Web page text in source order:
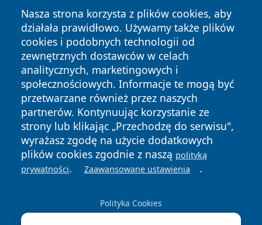
Nasza strona korzysta z plików cookies, aby
działała prawidłowo. Używamy także plików
cookies i podobnych technologii od
zewnętrznych dostawców w celach
analitycznych, marketingowych i
społecznościowych. Informacje te mogą być
przetwarzane również przez naszych
partnerów. Kontynuując korzystanie ze
strony lub klikając „Przechodzę do serwisu",
wyrażasz zgodę na użycie dodatkowych
plików cookies zgodnie z naszą polityką
prywatności. Zaawansowane ustawienia .
Polityka Cookies
Copyright © 2026 echowarszawy.pl Wszystkie prawa
zastrzeżone.
News Autorzy
Polityka
Prywatności
Polityka
Cookies